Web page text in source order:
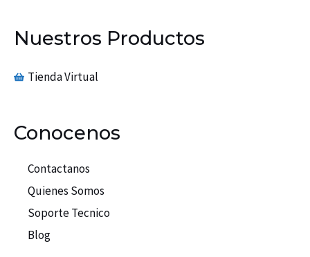
Nuestros Productos
Tienda Virtual
Conocenos
Contactanos
Quienes Somos
Soporte Tecnico
Blog